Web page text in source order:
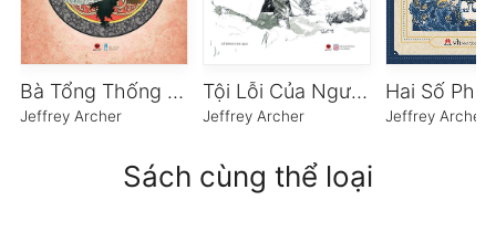
Bà Tổng Thống Trước Họng Súng
Jeffrey Archer
Tội Lỗi Của Người Cha
Jeffrey Archer
Hai Số Phận
Jeffrey Archer
Sách cùng thể loại